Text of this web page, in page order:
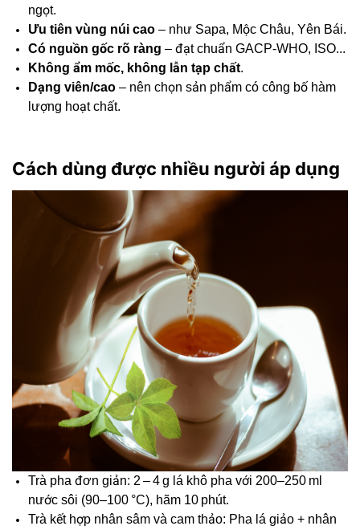
ngọt.
Ưu tiên vùng núi cao – như Sapa, Mộc Châu, Yên Bái.
Có nguồn gốc rõ ràng – đạt chuẩn GACP-WHO, ISO...
Không ẩm mốc, không lẫn tạp chất.
Dạng viên/cao – nên chọn sản phẩm có công bố hàm
lượng hoạt chất.
Cách dùng được nhiều người áp dụng
Trà pha đơn giản: 2 – 4 g lá khô pha với 200–250 ml
nước sôi (90–100 °C), hãm 10 phút.
Trà kết hợp nhân sâm và cam thảo: Pha lá giảo + nhân